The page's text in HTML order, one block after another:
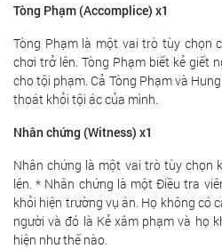
Tòng Phạm (Accomplice) x1
Tòng Phạm là một vai trò tùy chọn
chơi trở lên. Tòng Phạm biết kẻ giết
cho tội phạm. Cả Tòng Phạm và
thoát khỏi tội ác của mình.
Nhân chứng (Witness) x1
Nhân chứng là một vai trò tùy chọn
lên. * Nhân chứng là một Điều tra
khỏi hiện trường vụ án. Họ không có
người và đó là Kẻ xâm phạm và họ
hiện như thế nào.